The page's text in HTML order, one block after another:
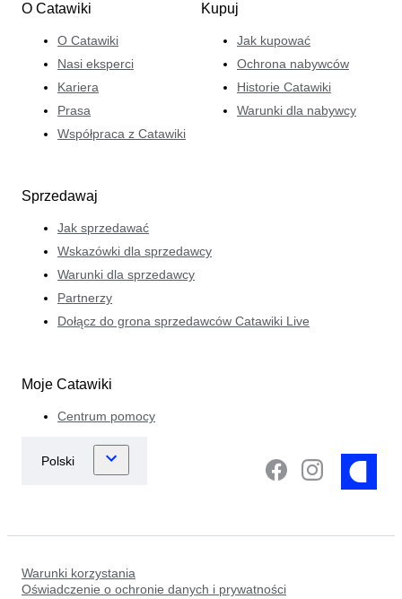
O Catawiki
O Catawiki
Nasi eksperci
Kariera
Prasa
Współpraca z Catawiki
Kupuj
Jak kupować
Ochrona nabywców
Historie Catawiki
Warunki dla nabywcy
Sprzedawaj
Jak sprzedawać
Wskazówki dla sprzedawcy
Warunki dla sprzedawcy
Partnerzy
Dołącz do grona sprzedawców Catawiki Live
Moje Catawiki
Centrum pomocy
Warunki korzystania
Oświadczenie o ochronie danych i prywatności